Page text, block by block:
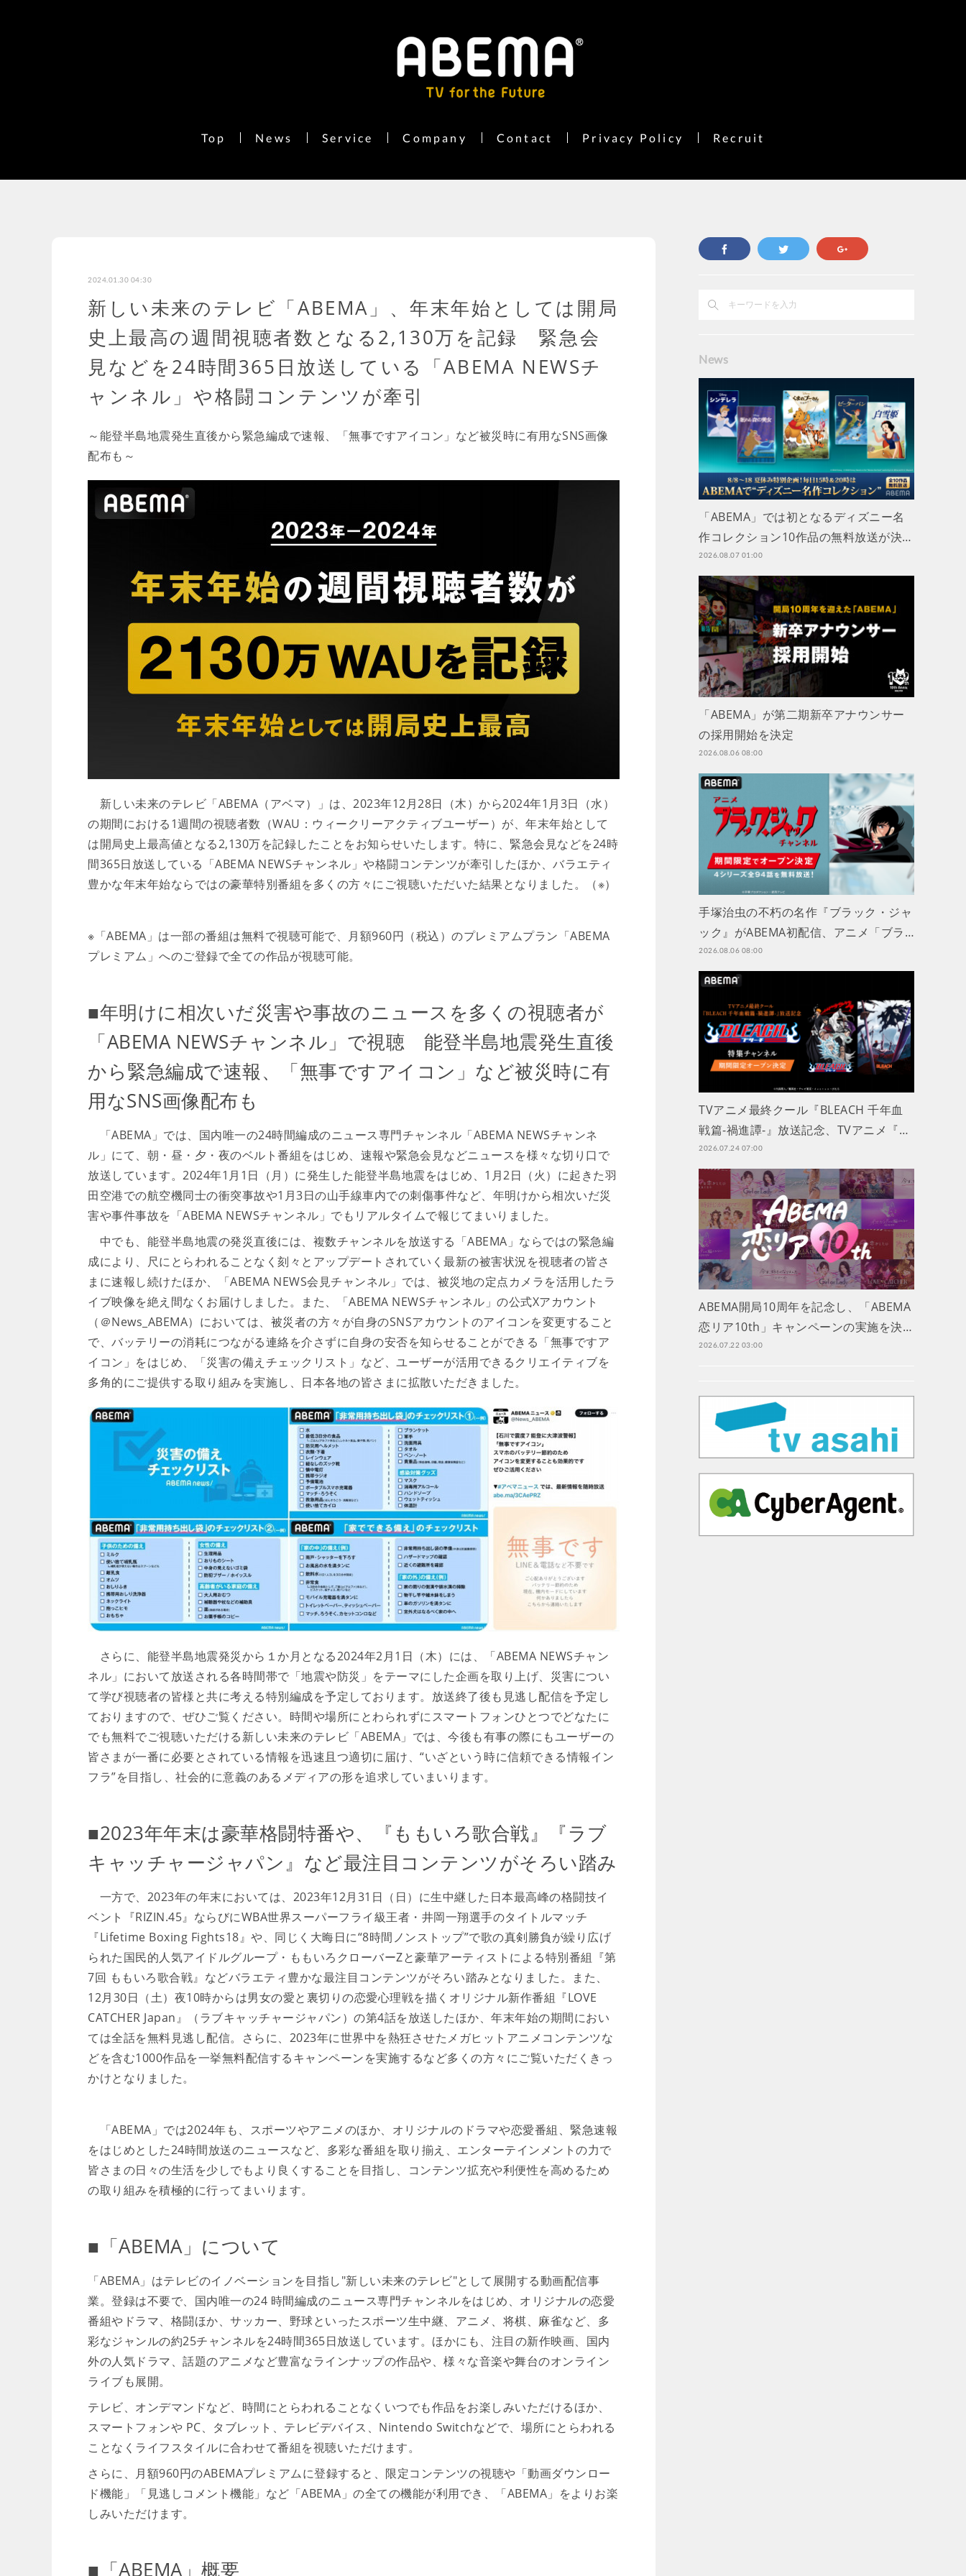
Top News Service Company Contact Privacy Policy Recruit
2024.01.30 04:30
新しい未来のテレビ「ABEMA」、年末年始としては開局
史上最高の週間視聴者数となる2,130万を記録 緊急会
見などを24時間365日放送している「ABEMA NEWSチ
ャンネル」や格闘コンテンツが牽引
～能登半島地震発生直後から緊急編成で速報、「無事ですアイコン」など被災時に有用なSNS画像
配布も～
新しい未来のテレビ「ABEMA（アベマ）」は、2023年12月28日（木）から2024年1月3日（水）
の期間における1週間の視聴者数（WAU：ウィークリーアクティブユーザー）が、年末年始として
は開局史上最高値となる2,130万を記録したことをお知らせいたします。特に、緊急会見などを24時
間365日放送している「ABEMA NEWSチャンネル」や格闘コンテンツが牽引したほか、バラエティ
豊かな年末年始ならではの豪華特別番組を多くの方々にご視聴いただいた結果となりました。（※）
※「ABEMA」は一部の番組は無料で視聴可能で、月額960円（税込）のプレミアムプラン「ABEMA
プレミアム」へのご登録で全ての作品が視聴可能。
■年明けに相次いだ災害や事故のニュースを多くの視聴者が
「ABEMA NEWSチャンネル」で視聴 能登半島地震発生直後
から緊急編成で速報、「無事ですアイコン」など被災時に有
用なSNS画像配布も
「ABEMA」では、国内唯一の24時間編成のニュース専門チャンネル「ABEMA NEWSチャンネ
ル」にて、朝・昼・夕・夜のベルト番組をはじめ、速報や緊急会見などニュースを様々な切り口で
放送しています。2024年1月1日（月）に発生した能登半島地震をはじめ、1月2日（火）に起きた羽
田空港での航空機同士の衝突事故や1月3日の山手線車内での刺傷事件など、年明けから相次いだ災
害や事件事故を「ABEMA NEWSチャンネル」でもリアルタイムで報じてまいりました。
中でも、能登半島地震の発災直後には、複数チャンネルを放送する「ABEMA」ならではの緊急編
成により、尺にとらわれることなく刻々とアップデートされていく最新の被害状況を視聴者の皆さ
まに速報し続けたほか、「ABEMA NEWS会見チャンネル」では、被災地の定点カメラを活用したラ
イブ映像を絶え間なくお届けしました。また、「ABEMA NEWSチャンネル」の公式Xアカウント
（＠News_ABEMA）においては、被災者の方々が自身のSNSアカウントのアイコンを変更すること
で、バッテリーの消耗につながる連絡を介さずに自身の安否を知らせることができる「無事ですア
イコン」をはじめ、「災害の備えチェックリスト」など、ユーザーが活用できるクリエイティブを
多角的にご提供する取り組みを実施し、日本各地の皆さまに拡散いただきました。
さらに、能登半島地震発災から１か月となる2024年2月1日（木）には、「ABEMA NEWSチャン
ネル」において放送される各時間帯で「地震や防災」をテーマにした企画を取り上げ、災害につい
て学び視聴者の皆様と共に考える特別編成を予定しております。放送終了後も見逃し配信を予定し
ておりますので、ぜひご覧ください。時間や場所にとわられずにスマートフォンひとつでどなたに
でも無料でご視聴いただける新しい未来のテレビ「ABEMA」では、今後も有事の際にもユーザーの
皆さまが一番に必要とされている情報を迅速且つ適切に届け、“いざという時に信頼できる情報イン
フラ”を目指し、社会的に意義のあるメディアの形を追求していまいります。
■2023年年末は豪華格闘特番や、『ももいろ歌合戦』『ラブ
キャッチャージャパン』など最注目コンテンツがそろい踏み
一方で、2023年の年末においては、2023年12月31日（日）に生中継した日本最高峰の格闘技イ
ベント『RIZIN.45』ならびにWBA世界スーパーフライ級王者・井岡一翔選手のタイトルマッチ
『Lifetime Boxing Fights18』や、同じく大晦日に“8時間ノンストップ”で歌の真剣勝負が繰り広げ
られた国民的人気アイドルグループ・ももいろクローバーZと豪華アーティストによる特別番組『第
7回 ももいろ歌合戦』などバラエティ豊かな最注目コンテンツがそろい踏みとなりました。また、
12月30日（土）夜10時からは男女の愛と裏切りの恋愛心理戦を描くオリジナル新作番組『LOVE
CATCHER Japan』（ラブキャッチャージャパン）の第4話を放送したほか、年末年始の期間におい
ては全話を無料見逃し配信。さらに、2023年に世界中を熱狂させたメガヒットアニメコンテンツな
どを含む1000作品を一挙無料配信するキャンペーンを実施するなど多くの方々にご覧いただくきっ
かけとなりました。
「ABEMA」では2024年も、スポーツやアニメのほか、オリジナルのドラマや恋愛番組、緊急速報
をはじめとした24時間放送のニュースなど、多彩な番組を取り揃え、エンターテインメントの力で
皆さまの日々の生活を少しでもより良くすることを目指し、コンテンツ拡充や利便性を高めるため
の取り組みを積極的に行ってまいります。
■「ABEMA」について
「ABEMA」はテレビのイノベーションを目指し"新しい未来のテレビ"として展開する動画配信事
業。登録は不要で、国内唯一の24 時間編成のニュース専門チャンネルをはじめ、オリジナルの恋愛
番組やドラマ、格闘ほか、サッカー、野球といったスポーツ生中継、アニメ、将棋、麻雀など、多
彩なジャンルの約25チャンネルを24時間365日放送しています。ほかにも、注目の新作映画、国内
外の人気ドラマ、話題のアニメなど豊富なラインナップの作品や、様々な音楽や舞台のオンライン
ライブも展開。
テレビ、オンデマンドなど、時間にとらわれることなくいつでも作品をお楽しみいただけるほか、
スマートフォンや PC、タブレット、テレビデバイス、Nintendo Switchなどで、場所にとらわれる
ことなくライフスタイルに合わせて番組を視聴いただけます。
さらに、月額960円のABEMAプレミアムに登録すると、限定コンテンツの視聴や「動画ダウンロー
ド機能」「見逃しコメント機能」など「ABEMA」の全ての機能が利用でき、「ABEMA」をよりお楽
しみいただけます。
■「ABEMA」概要
News
「ABEMA」では初となるディズニー名
作コレクション10作品の無料放送が決…
2026.08.07 01:00
「ABEMA」が第二期新卒アナウンサー
の採用開始を決定
2026.08.06 08:00
手塚治虫の不朽の名作『ブラック・ジャ
ック』がABEMA初配信、アニメ「ブラ…
2026.08.06 08:00
TVアニメ最終クール『BLEACH 千年血
戦篇-禍進譚-』放送記念、TVアニメ『…
2026.07.24 07:00
ABEMA開局10周年を記念し、「ABEMA
恋リア10th」キャンペーンの実施を決…
2026.07.22 03:00